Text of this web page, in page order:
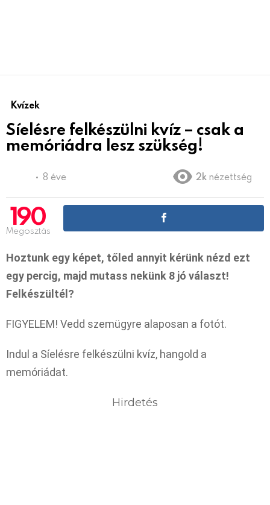
Kvízek
Síelésre felkészülni kvíz – csak a
memóriádra lesz szükség!
8 éve 2k nézettség
190
Megosztás
Hoztunk egy képet, tőled annyit kérünk nézd ezt
egy percig, majd mutass nekünk 8 jó választ!
Felkészültél?
FIGYELEM! Vedd szemügyre alaposan a fotót.
Indul a Síelésre felkészülni kvíz, hangold a
memóriádat.
Hirdetés